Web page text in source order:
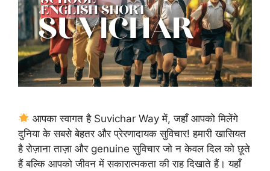
आपका स्वागत है Suvichar Way में, जहाँ आपको मिलेंगे
दुनिया के सबसे बेहतर और प्रेरणादायक सुविचार! हमारी खासियत
है रोज़ाना ताज़ा और genuine सुविचार जो न केवल दिल को छूते
हैं बल्कि आपको जीवन में सकारात्मकता की राह दिखाते हैं। यहाँ